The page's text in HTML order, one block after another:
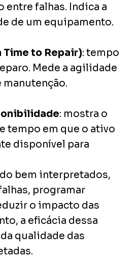
entre falhas. Indica a
de um equipamento.
Time to Repair): tempo
Mede a agilidade
manutenção.
: mostra o
tempo em que o ativo
disponível para
bem interpretados,
programar
o impacto das
a eficácia dessa
qualidade das